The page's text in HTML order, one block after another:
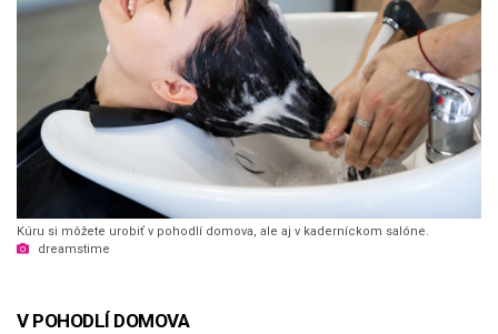
Kúru si môžete urobiť v pohodlí domova, ale aj v kaderníckom salóne.
dreamstime
V POHODLÍ DOMOVA